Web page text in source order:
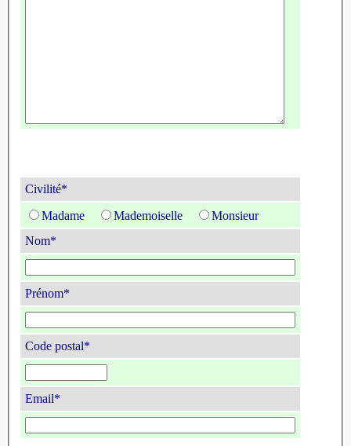
Civilité*
Madame
Mademoiselle
Monsieur
Nom*
Prénom*
Code postal*
Email*